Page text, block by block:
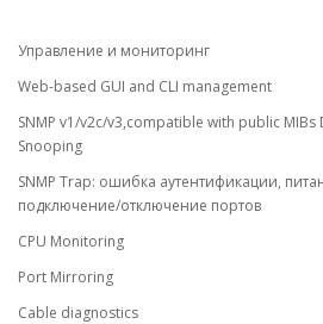
Управление и мониторинг
Web-based GUI and CLI management
SNMP v1/v2c/v3,compatible with public MIBs
Snooping
SNMP Trap: ошибка аутентификации,
подключение/отключение портов
CPU Monitoring
Port Mirroring
Cable diagnostics